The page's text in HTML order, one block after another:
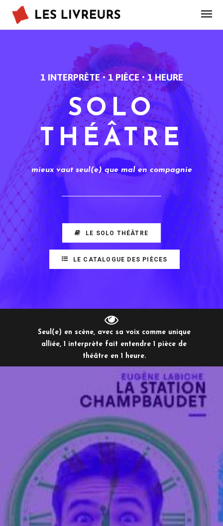
1 INTERPRÈTE • 1 PIÈCE • 1 HEURE
SOLO
THÉÂTRE
mieux vaut seul(e) que mal en compagnie
LE SOLO THÉÂTRE
LE CATALOGUE DES PIÈCES
Seul(e) en scène, avec sa voix comme unique
alliée, 1 interprète fait entendre 1 pièce de
théâtre en 1 heure.